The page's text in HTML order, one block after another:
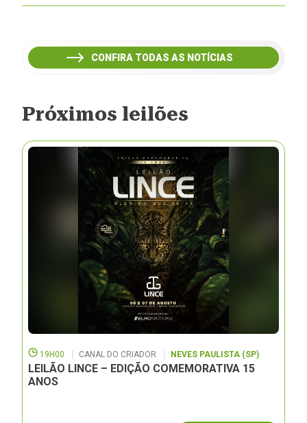
inclui a pecuária entre os setores estratégicos
CONFIRA TODAS AS NOTÍCIAS
Próximos leilões
19H00 CANAL DO CRIADOR NEVES PAULISTA (SP)
LEILÃO LINCE – EDIÇÃO COMEMORATIVA 15
ANOS